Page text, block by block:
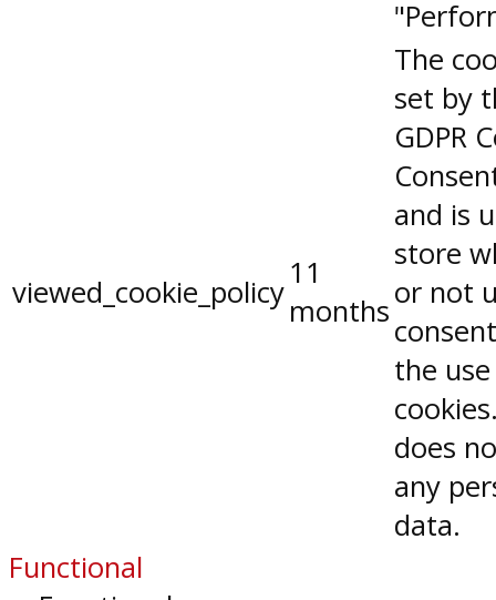
viewed_cookie_policy
11
months
The
set by
GDPR
and is
store
or not
the
does
any
data.
Functional